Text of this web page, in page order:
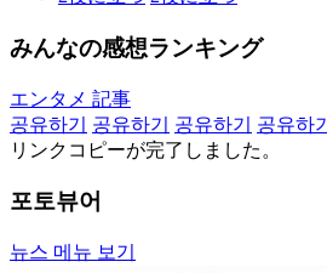
みんなの感想ランキング
エンタメ 記事
공유하기
공유하기 공유하기 공유하기
リンクコピーが完了しました。
포토뷰어
뉴스 메뉴 보기